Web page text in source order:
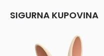
SIGURNA KUPOVINA